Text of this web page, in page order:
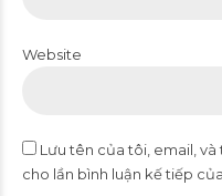
Website
Lưu tên của tôi, email,
cho lần bình luận kế tiếp